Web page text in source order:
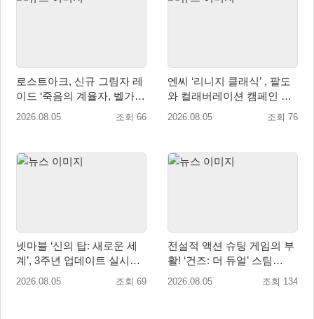
로스트아크, 신규 그림자 레
이드 ‘죽음의 계율자, 벨가르
딘’ 업데이트
2026.08.05 조회 66
엔씨 ‘리니지 클래식’ , 팔도
와 컬래버레이션 캠페인 진
행
2026.08.05 조회 76
넷마블 ‘신의 탑: 새로운 세
계’, 3주년 업데이트 실시…
신규 가주 ‘연 이랑’ 등장
2026.08.05 조회 69
전설적 액션 슈팅 게임의 부
활! ‘건즈: 더 듀얼’ 스팀
(Steam) 8월 14일 정식 오픈
2026.08.05 조회 134